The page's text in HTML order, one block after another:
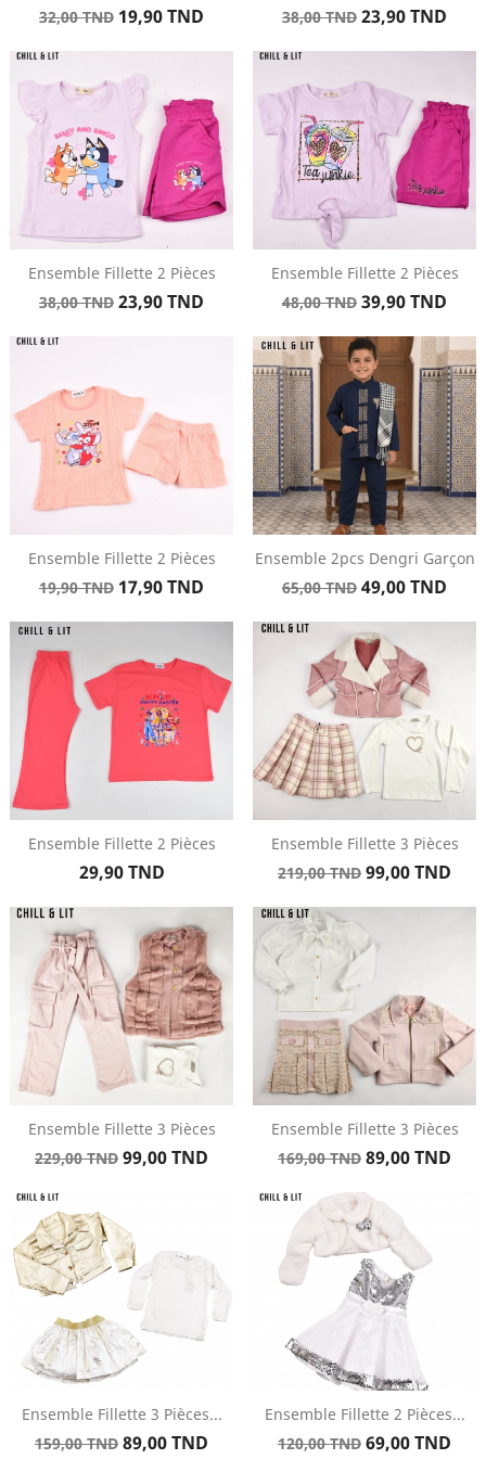
Prix
base
32,00 TND Prix
19,90 TND
Prix
base
38,00 TND Prix
23,90 TND
Ensemble Fillette 2 Pièces
Prix
base
38,00 TND Prix
23,90 TND
Ensemble Fillette 2 Pièces
Prix
base
48,00 TND Prix
39,90 TND
Ensemble Fillette 2 Pièces
Prix
base
19,90 TND Prix
17,90 TND
Ensemble 2pcs Dengri Garçon
Prix
base
65,00 TND Prix
49,00 TND
Ensemble Fillette 2 Pièces
Prix
29,90 TND
Ensemble Fillette 3 Pièces
Prix
base
219,00 TND Prix
99,00 TND
Ensemble Fillette 3 Pièces
Prix
base
229,00 TND Prix
99,00 TND
Ensemble Fillette 3 Pièces
Prix
base
169,00 TND Prix
89,00 TND
Ensemble Fillette 3 Pièces...
Prix
159,00 TND Prix
89,00 TND
Ensemble Fillette 2 Pièces...
Prix
120,00 TND Prix
69,00 TND